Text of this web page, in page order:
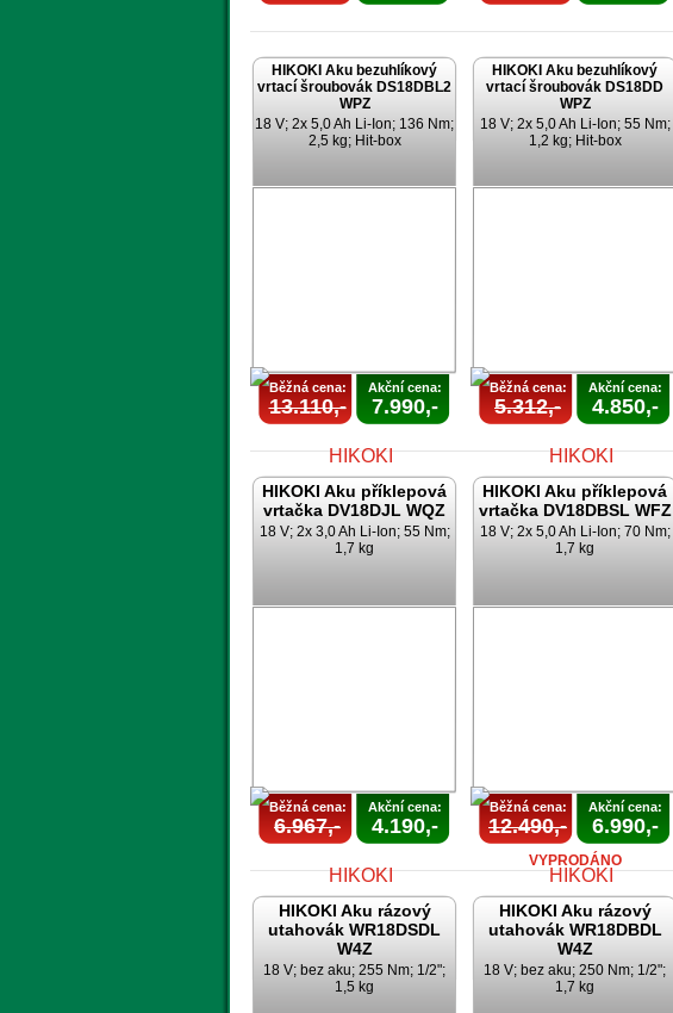
HIKOKI Aku bezuhlíkový
vrtací šroubovák DS18DBL2
WPZ
18 V; 2x 5,0 Ah Li-Ion; 136 Nm;
2,5 kg; Hit-box
Běžná cena:
13.110,-
Akční cena:
7.990,-
HIKOKI Aku bezuhlíkový
vrtací šroubovák DS18DD
WPZ
18 V; 2x 5,0 Ah Li-Ion; 55 Nm;
1,2 kg; Hit-box
Běžná cena:
5.312,-
Akční cena:
4.850,-
HIKOKI Aku příklepová
vrtačka DV18DJL WQZ
18 V; 2x 3,0 Ah Li-Ion; 55 Nm;
1,7 kg
Běžná cena:
6.967,-
Akční cena:
4.190,-
HIKOKI Aku příklepová
vrtačka DV18DBSL WFZ
18 V; 2x 5,0 Ah Li-Ion; 70 Nm;
1,7 kg
Běžná cena:
12.490,-
Akční cena:
6.990,-
VYPRODÁNO
HIKOKI Aku rázový
utahovák WR18DSDL
W4Z
18 V; bez aku; 255 Nm; 1/2";
1,5 kg
HIKOKI Aku rázový
utahovák WR18DBDL
W4Z
18 V; bez aku; 250 Nm; 1/2";
1,7 kg